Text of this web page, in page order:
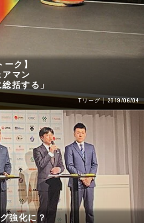
ク】
マン
括する」
Tリーグ 2019/06/04
強化に？